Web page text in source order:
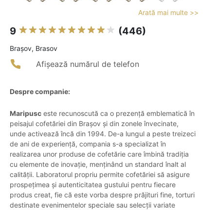
Arată mai multe >>
9 (446)
Braşov, Brasov
Afișează numărul de telefon
Despre companie:
Maripusc este recunoscută ca o prezență emblematică în
peisajul cofetăriei din Brașov și din zonele învecinate,
unde activează încă din 1994. De-a lungul a peste treizeci
de ani de experiență, compania s-a specializat în
realizarea unor produse de cofetărie care îmbină tradiția
cu elemente de inovație, menținând un standard înalt al
calității. Laboratorul propriu permite cofetăriei să asigure
prospețimea și autenticitatea gustului pentru fiecare
produs creat, fie că este vorba despre prăjituri fine, torturi
destinate evenimentelor speciale sau selecții variate